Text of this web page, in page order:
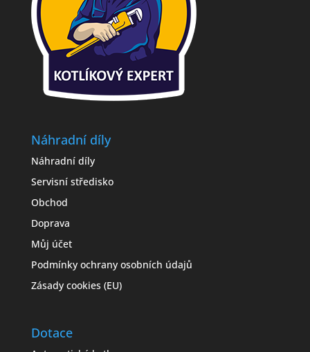
Náhradní díly
Náhradní díly
Servisní středisko
Obchod
Doprava
Můj účet
Podmínky ochrany osobních údajů
Zásady cookies (EU)
Dotace